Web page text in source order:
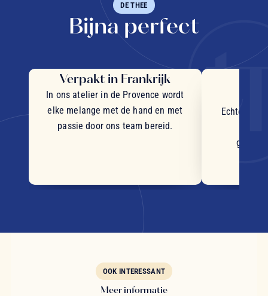
DE THEE
Bijna perfect
Verpakt in Frankrijk
In ons atelier in de Provence wordt
elke melange met de hand en met
passie door ons team bereid.
Echte
OOK INTERESSANT
Meer informatie